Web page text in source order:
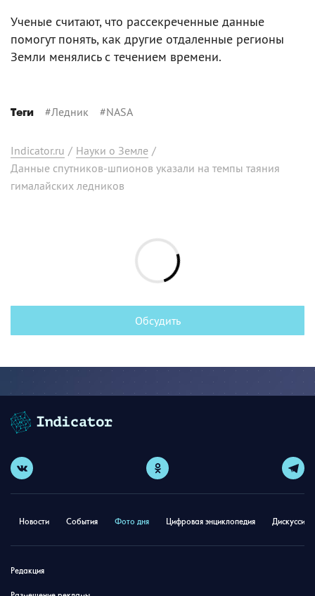
Ученые считают, что рассекреченные данные
помогут понять, как другие отдаленные регионы
Земли менялись с течением времени.
Теги #Ледник #NASA
Indicator.ru / Науки о Земле /
Данные спутников-шпионов указали на темпы таяния
гималайских ледников
Обсудить
Новости События Фото дня Цифровая энциклопедия
Редакция